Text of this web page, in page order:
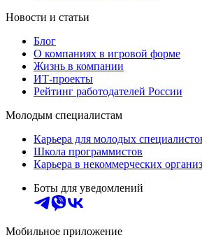
Новости и статьи
Блог
О компаниях в игровой форме
Жизнь в компании
ИТ-проекты
Рейтинг работодателей России
Молодым специалистам
Карьера для молодых
Школа программистов
Карьера в некоммерческих
Боты для уведомлений
Мобильное приложение